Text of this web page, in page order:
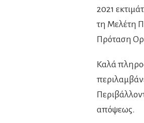
2021
τη Μελέτη
Πρόταση
Καλά
απόψεως.